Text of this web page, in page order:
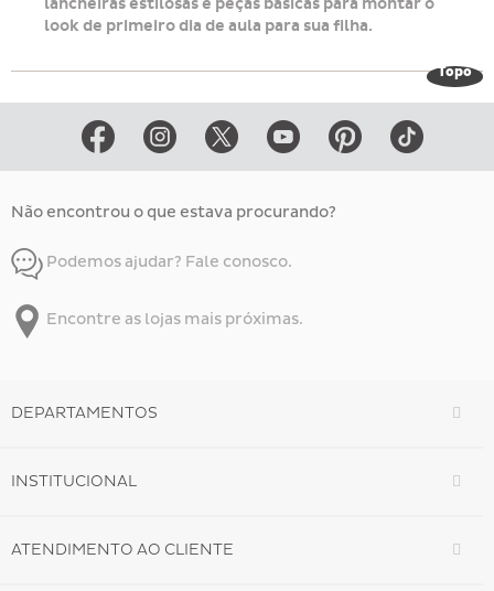
look de primeiro dia de aula para sua filha.
Topo
Não encontrou o que estava procurando?
Podemos ajudar? Fale conosco.
Encontre as lojas mais próximas.
DEPARTAMENTOS
INSTITUCIONAL
ATENDIMENTO AO CLIENTE